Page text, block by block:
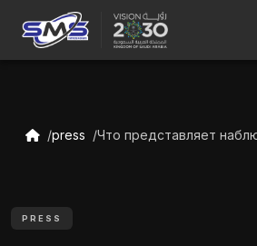
press Что представляет
PRESS